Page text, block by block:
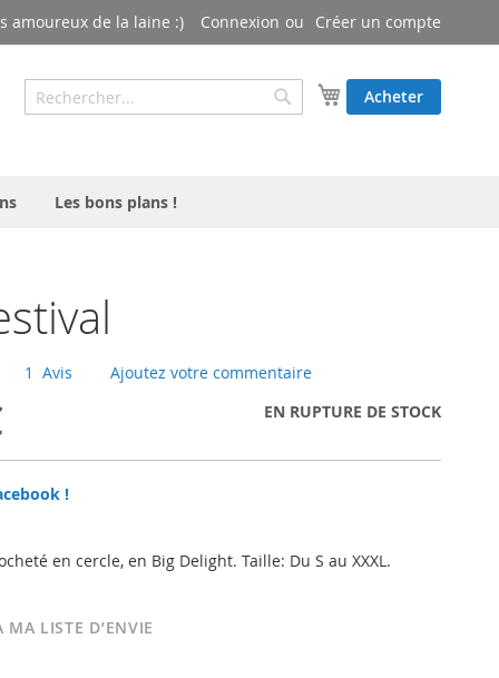
amoureux de la laine :) Connexion Créer un compte
Mon panier
Acheter
Rechercher
Rechercher
Les bons plans !
1 Avis Ajoutez votre commentaire
EN RUPTURE DE STOCK
!
en cercle, en Big Delight. Taille: Du S au XXXL.
MA LISTE D’ENVIE